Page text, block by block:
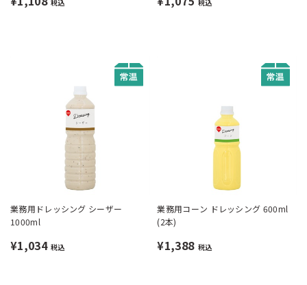
税込 税込
業務用ドレッシング シーザー
1000ml
¥1,034 税込
業務用コーン ドレッシング 600ml
(2本)
¥1,388 税込